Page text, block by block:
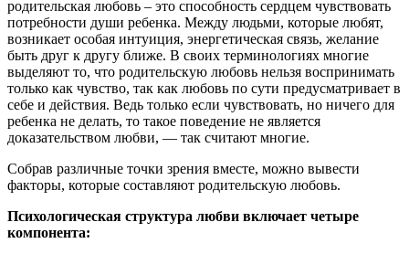
родительская любовь – это способность сердцем чувствовать
потребности души ребенка. Между людьми, которые любят,
возникает особая интуиция, энергетическая связь, желание
быть друг к другу ближе. В своих терминологиях многие
выделяют то, что родительскую любовь нельзя воспринимать
только как чувство, так как любовь по сути предусматривает в
себе и действия. Ведь только если чувствовать, но ничего для
ребенка не делать, то такое поведение не является
доказательством любви, — так считают многие.
Собрав различные точки зрения вместе, можно вывести
факторы, которые составляют родительскую любовь.
Психологическая структура любви включает четыре
компонента: